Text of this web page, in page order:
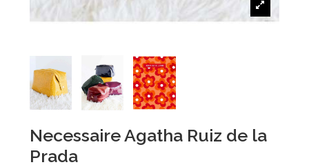
Necessaire Agatha Ruiz de la
Prada